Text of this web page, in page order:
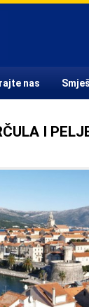
nas
I